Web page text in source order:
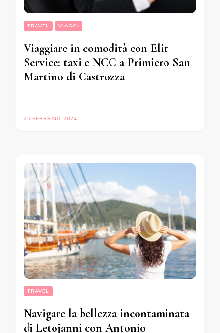
TRAVEL VIAGGI
Viaggiare in comodità con Elit
Service: taxi e NCC a Primiero San
Martino di Castrozza
26 FEBBRAIO 2024
TRAVEL
Navigare la bellezza incontaminata
di Letojanni con Antonio